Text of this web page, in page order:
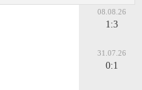
08.08.26
1:3
31.07.26
0:1